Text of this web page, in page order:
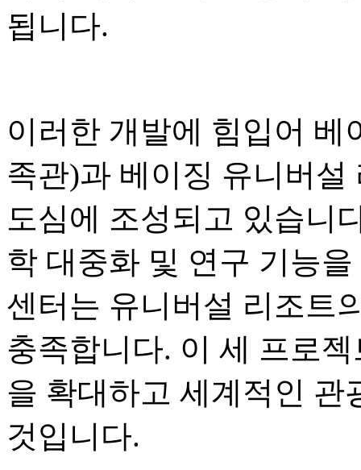
됩니다.
이러한 개발에 힘입어 베
족관)과 베이징 유니버
도심에 조성되고 있습니
학 대중화 및 연구 기능
센터는 유니버설 리조트
충족합니다. 이 세 프로
을 확대하고 세계적인 관
것입니다.